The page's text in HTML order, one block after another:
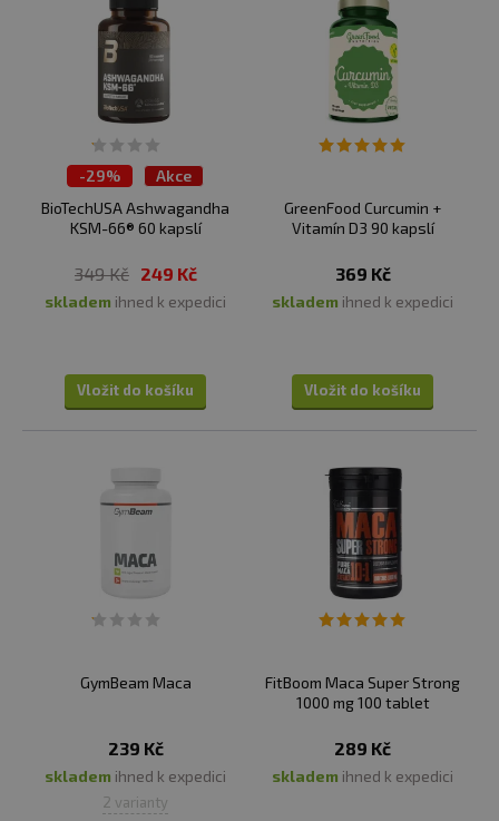
-29%
Akce
BioTechUSA Ashwagandha
KSM-66® 60 kapslí
349 Kč 249 Kč
skladem ihned k expedici
Vložit do košíku
GreenFood Curcumin +
Vitamín D3 90 kapslí
369 Kč
skladem ihned k expedici
Vložit do košíku
GymBeam Maca
239 Kč
skladem ihned k expedici
2 varianty
FitBoom Maca Super Strong
1000 mg 100 tablet
289 Kč
skladem ihned k expedici